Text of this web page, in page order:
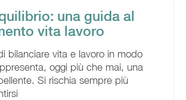
una guida al
vita lavoro
bilanciare vita e lavoro in modo
oggi più che mai, una
Si rischia sempre più